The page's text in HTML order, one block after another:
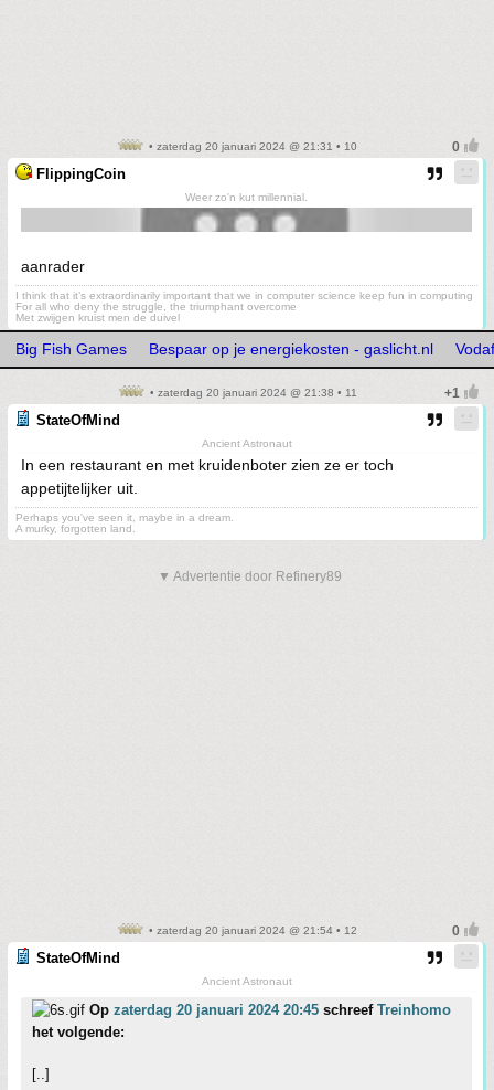
• zaterdag 20 januari 2024 @ 21:31 • 10
FlippingCoin
Weer zo'n kut millennial.
aanrader
I think that it’s extraordinarily important that we in computer science keep fun in computing
For all who deny the struggle, the triumphant overcome
Met zwijgen kruist men de duivel
Big Fish Games Bespaar op je energiekosten - gaslicht.nl
• zaterdag 20 januari 2024 @ 21:38 • 11
StateOfMind
Ancient Astronaut
In een restaurant en met kruidenboter zien ze er toch
appetijtelijker uit.
Perhaps you've seen it, maybe in a dream.
A murky, forgotten land.
▼ Advertentie door Refinery89
• zaterdag 20 januari 2024 @ 21:54 • 12
StateOfMind
Ancient Astronaut
Op zaterdag 20 januari 2024 20:45 schreef Treinhomo
het volgende:
[..]